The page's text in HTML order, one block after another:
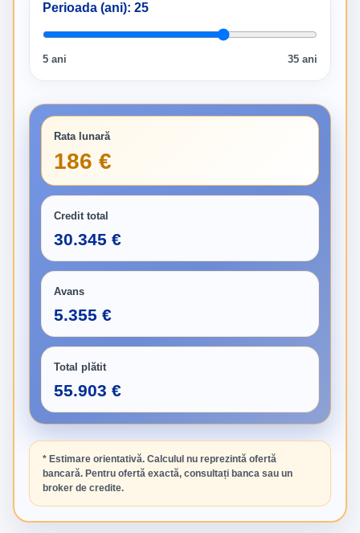
Perioada (ani): 25
5 ani 35 ani
Rata lunară
186 €
Credit total
30.345 €
Avans
5.355 €
Total plătit
55.903 €
* Estimare orientativă. Calculul nu reprezintă ofertă
bancară. Pentru ofertă exactă, consultați banca sau un
broker de credite.